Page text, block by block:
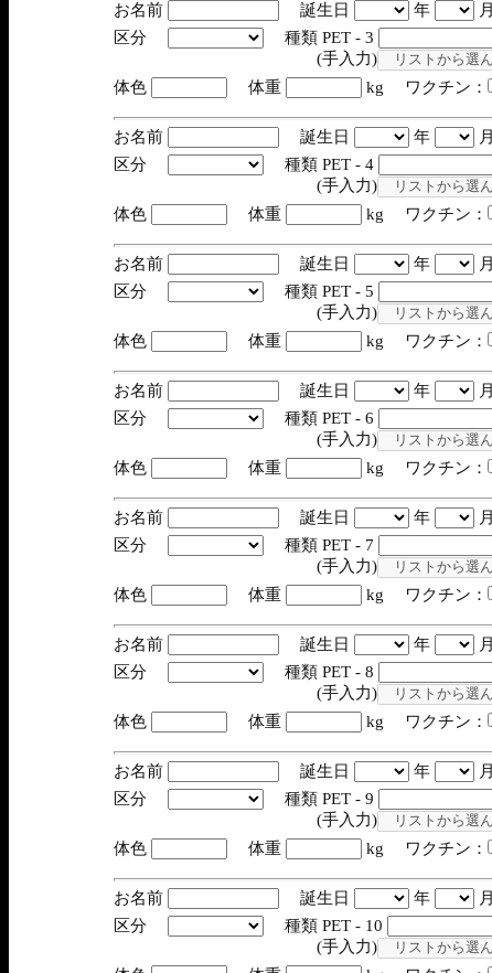
お名前 誕生日 年 月
区分
種類 PET - 3
(手入力)
体色
体重 kg ワクチン：
お名前 誕生日 年 月
区分
種類 PET - 4
(手入力)
体色
体重 kg ワクチン：
お名前 誕生日 年 月
区分
種類 PET - 5
(手入力)
体色
体重 kg ワクチン：
お名前 誕生日 年 月
区分
種類 PET - 6
(手入力)
体色
体重 kg ワクチン：
お名前 誕生日 年 月
区分
種類 PET - 7
(手入力)
体色
体重 kg ワクチン：
お名前 誕生日 年 月
区分
種類 PET - 8
(手入力)
体色
体重 kg ワクチン：
お名前 誕生日 年 月
区分
種類 PET - 9
(手入力)
体色
体重 kg ワクチン：
お名前 誕生日 年 月
区分
種類 PET - 10
(手入力)